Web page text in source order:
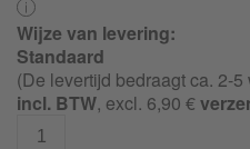
Wijze van levering:
Standaard
(De levertijd bedraagt ca. 2-
incl. BTW, excl. 6,90 €